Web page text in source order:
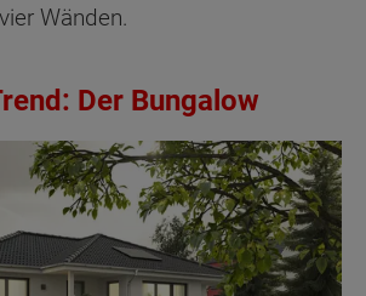
Wänden.
Der Bungalow